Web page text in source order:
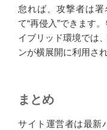
怠れば、攻撃者は署
て“再侵入”できます
イブリッド環境では
ンが横展開に利用さ
まとめ
サイト運営者は最新